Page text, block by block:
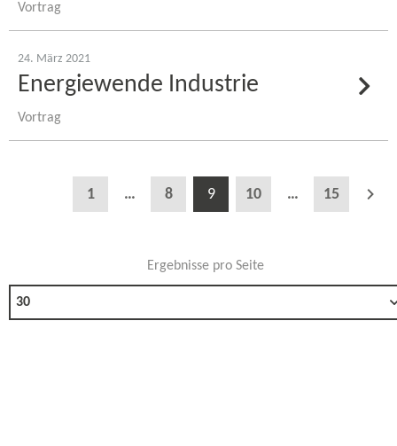
Vortrag
24. März 2021
Energiewende Industrie
Vortrag
1 … 8 9 10 … 15
Ergebnisse pro Seite
30